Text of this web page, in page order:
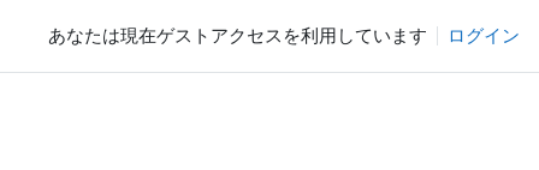
あなたは現在ゲストアクセスを利用しています ログイン